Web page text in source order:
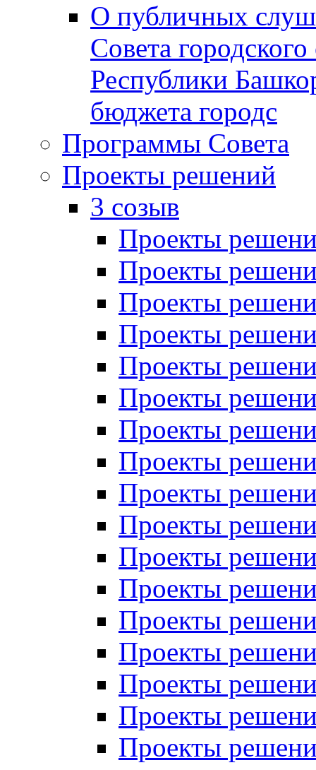
О публичных
Совета
Республики
бюджета городс
Программы Совета
Проекты решений
3 созыв
Проекты
Проекты
Проекты
Проекты
Проекты
Проекты
Проекты
Проекты
Проекты
Проекты
Проекты
Проекты
Проекты
Проекты
Проекты
Проекты
Проекты